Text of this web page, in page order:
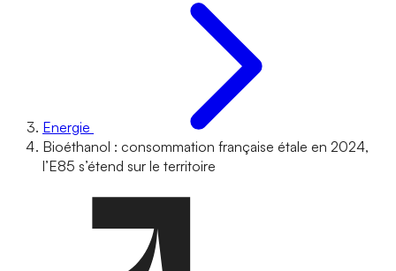
Energie
Bioéthanol : consommation française étale en 2024,
l’E85 s’étend sur le territoire